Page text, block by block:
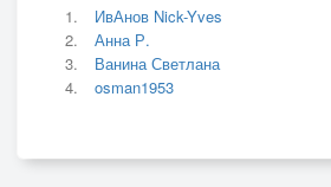
ИвАнов Nick-Yves
Анна Р.
Ванина Светлана
osman1953